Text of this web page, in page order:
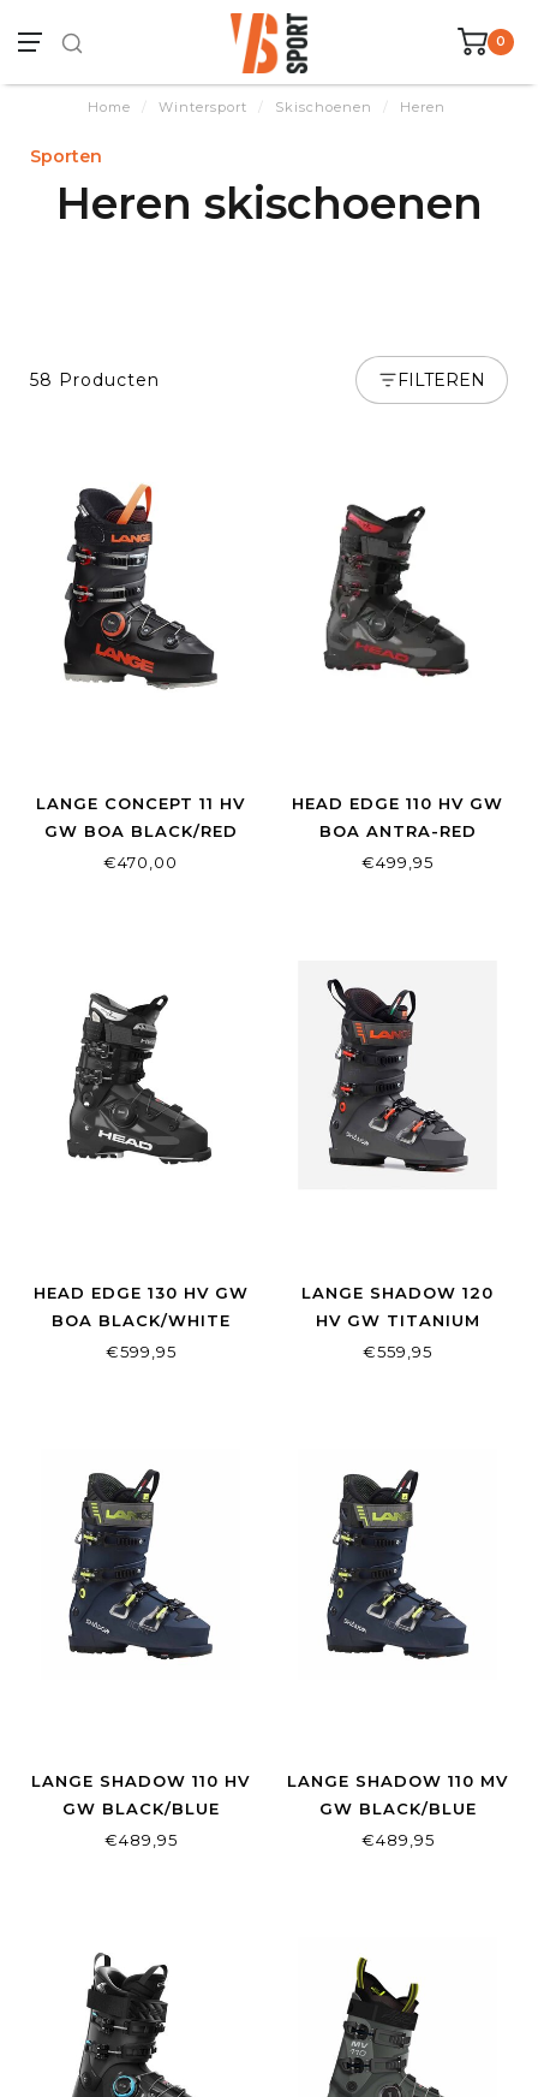
0
Home / Wintersport / Skischoenen / Heren
Sporten
Heren skischoenen
58 Producten FILTEREN
LANGE CONCEPT 11 HV
GW BOA BLACK/RED
€470,00
HEAD EDGE 110 HV GW
BOA ANTRA-RED
€499,95
HEAD EDGE 130 HV GW
BOA BLACK/WHITE
€599,95
LANGE SHADOW 120
HV GW TITANIUM
BLACK
€559,95
LANGE SHADOW 110 HV
GW BLACK/BLUE
€489,95
LANGE SHADOW 110 MV
GW BLACK/BLUE
€489,95